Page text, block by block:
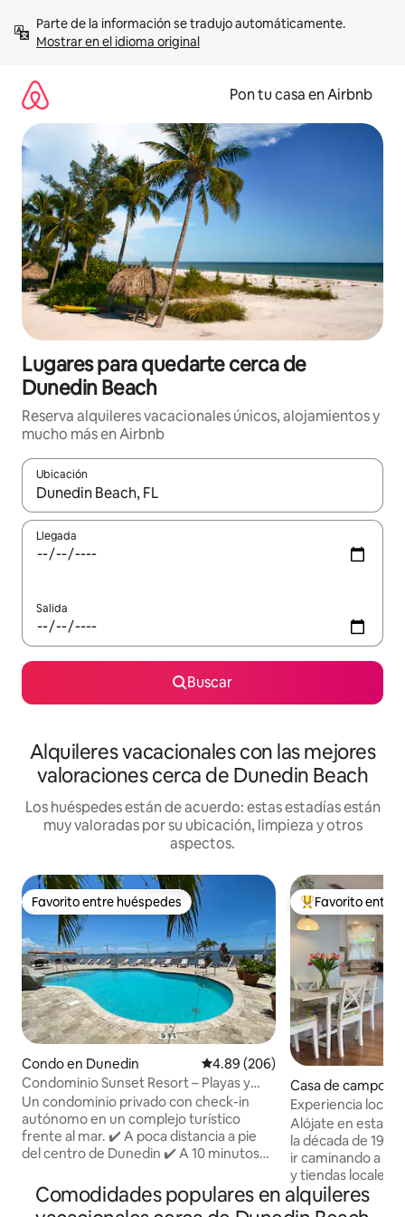
contenidoMostrar en el idioma original
Pon tu casa en Airbnb
Lugares para quedarte cerca de
Dunedin Beach
Reserva alquileres vacacionales únicos, alojamientos y
mucho más en Airbnb
Ubicación
Cuando los resultados estén disponibles, navega con las
Llegada
Salida
Buscar
Alquileres vacacionales con las mejores
valoraciones cerca de Dunedin Beach
Los huéspedes están de acuerdo: estas estadías están
muy valoradas por su ubicación, limpieza y otros
aspectos.
Favorito entre huéspedes
Favorito entre huéspedes
Condo en Dunedin Calificación promedio: 4.89 de
4.89 (206)
Condominio Sunset Resort – Playas y
bicicletas en Clearwater
Un condominio privado con check-in
autónomo en un complejo turístico
frente al mar. ✔️ A poca distancia a pie
del centro de Dunedin ✔️ A 10 minutos
de Caladesi ✔️ A 15 minutos de
Clearwater Beach (el tiempo puede
Favorito entre
Favorito entre
Casa de campo
Experiencia local
a pie
Alójate en esta
la década de
ir caminando a
y tiendas locales,
hasta el puerto
de la puesta de
Comodidades populares en alquileres